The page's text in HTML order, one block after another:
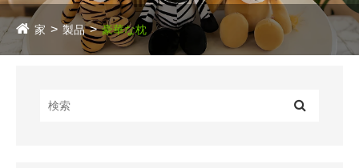
家 製品 豪華な枕